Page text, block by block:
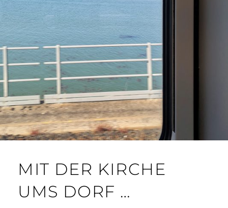
MIT DER KIRCHE
UMS DORF …